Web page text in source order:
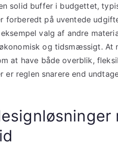
solid buffer i budgettet,
forberedt på uventede
valg af andre
og tidsmæssigt. At
at have både overblik,
reglen snarere end